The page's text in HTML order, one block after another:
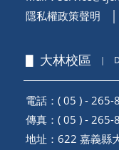
隱私權政策聲明
▋ 大林校區 ｜
電話：( 05 ) - 265-
傳真：( 05 ) - 265-
地址： 622 嘉義縣